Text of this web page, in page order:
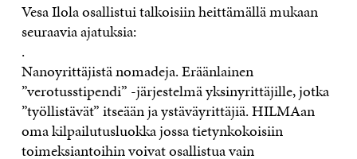
Vesa Ilola osallistui talkoisiin heittämällä mukaan
seuraavia ajatuksia:
.
Nanoyrittäjistä nomadeja. Eräänlainen
”verotusstipendi” -järjestelmä yksinyrittäjille, jotka
”työllistävät” itseään ja ystäväyrittäjiä. HILMAan
oma kilpailutusluokka jossa tietynkokoisiin
toimeksiantoihin voivat osallistua vain